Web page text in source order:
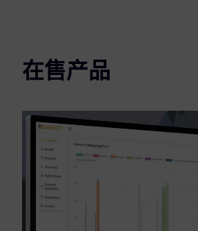
在售产品